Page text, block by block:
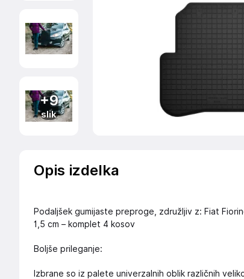
+9
slik
Opis izdelka
Podaljšek gumijaste preproge, združljiv z: Fiat
1,5 cm – komplet 4 kosov
Boljše prileganje:
Izbrane so iz palete univerzalnih oblik različnih